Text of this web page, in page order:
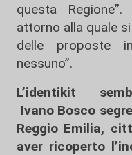
questa
attorno alla quale
delle proposte
nessuno”.
L’identikit
Ivano Bosco
Reggio Emilia,
aver ricoperto